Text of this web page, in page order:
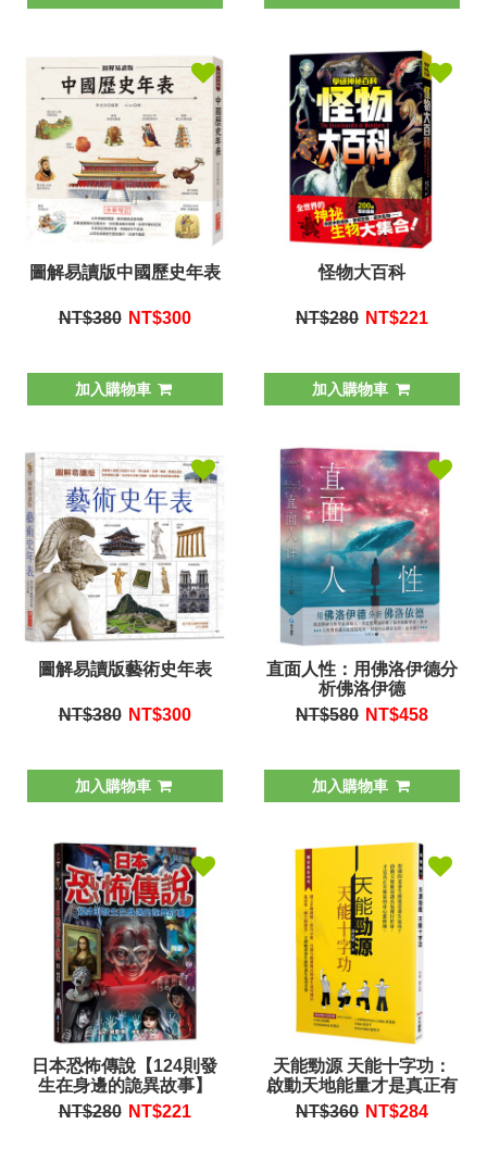
圖解易讀版中國歷史年表
NT$380 NT$300
加入購物車
怪物大百科
NT$280 NT$221
加入購物車
圖解易讀版藝術史年表
NT$380 NT$300
加入購物車
直面人性：用佛洛伊德分
析佛洛伊德
NT$580 NT$458
加入購物車
日本恐怖傳說【124則發
生在身邊的詭異故事】
NT$280 NT$221
天能勁源 天能十字功：
啟動天地能量才是真正有
能量的身心靈修練
NT$360 NT$284